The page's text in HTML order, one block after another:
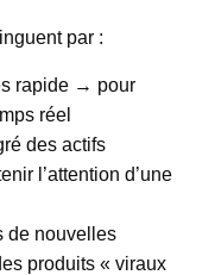
par :
rapide → pour
réel
des actifs
l’attention d’une
de nouvelles
produits « viraux